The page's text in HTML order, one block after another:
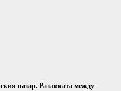
пазар. Разликата между